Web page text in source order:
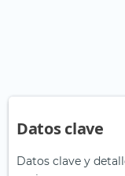
Datos clave
Datos clave y